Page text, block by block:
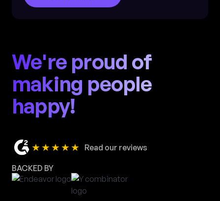
We're proud of
making people
happy!
★★★★★ Read our reviews
BACKED BY